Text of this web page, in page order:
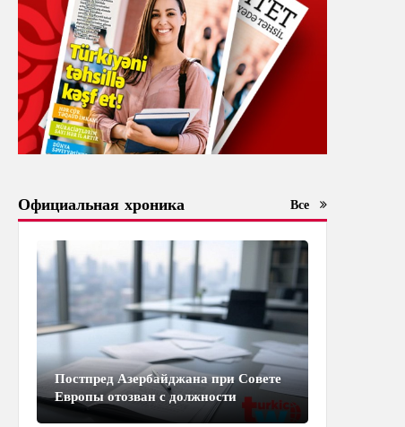
Официальная хроника Все
Постпред Азербайджана при Совете
Европы отозван с должности